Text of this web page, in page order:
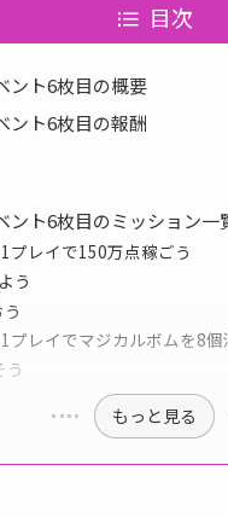
目次
ント6枚目の概要
ント6枚目の報酬
ント6枚目のミッション一
プレイで150万点稼ごう
う
プレイでマジカルボムを8個
もっと見る